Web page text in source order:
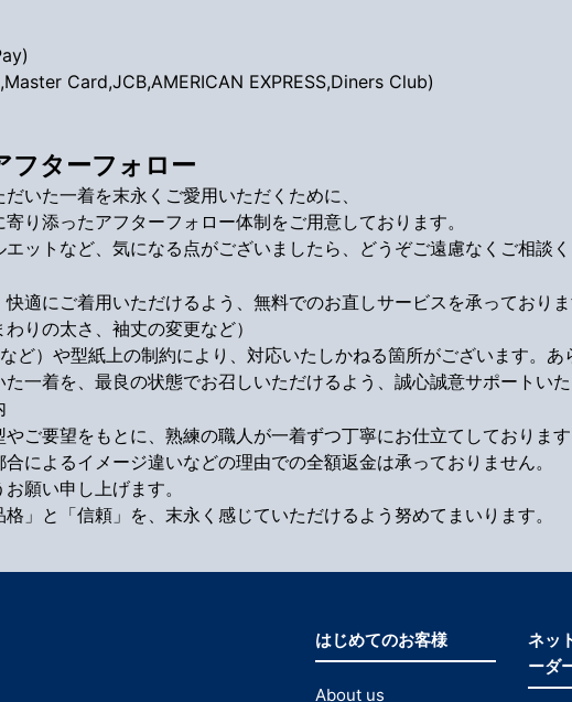
Card,JCB,AMERICAN EXPRESS,Diners Club)
フターフォロー
いた一着を末永くご愛用いただくために、
り添ったアフターフォロー体制をご用意しております。
ットなど、気になる点がございましたら、どうぞご遠慮なくご相談く
適にご着用いただけるよう、無料でのお直しサービスを承っておりま
わりの太さ、袖丈の変更など）
ど）や型紙上の制約により、対応いたしかねる箇所がございます。あ
一着を、最良の状態でお召しいただけるよう、誠心誠意サポートいた
ご要望をもとに、熟練の職人が一着ずつ丁寧にお仕立てしております
によるイメージ違いなどの理由での全額返金は承っておりません。
願い申し上げます。
」と「信頼」を、末永く感じていただけるよう努めてまいります。
はじめてのお客様
About us
ネッ
ーダ